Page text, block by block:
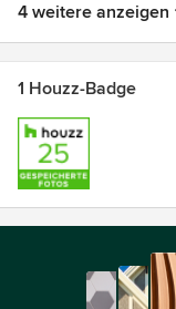
4 weitere anzeigen
1 Houzz-Badge